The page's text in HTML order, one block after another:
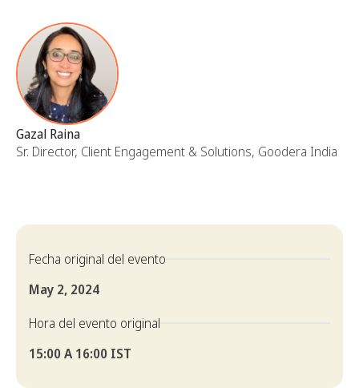
Gazal Raina
Sr. Director, Client Engagement & Solutions, Goodera India
Fecha original del evento
May 2, 2024
Hora del evento original
15:00 A 16:00 IST